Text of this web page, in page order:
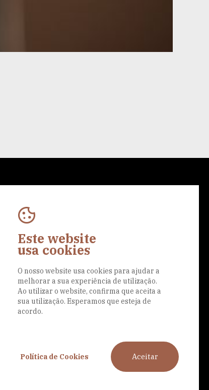
Eu aceito aPolítica de Privacidade
Este website
usa cookies
O nosso website usa cookies para ajudar a
melhorar a sua experiência de utilização.
Ao utilizar o website, confirma que aceita a
sua utilização. Esperamos que esteja de
acordo.
Política de Cookies Aceitar